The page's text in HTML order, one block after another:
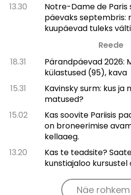
13.30
Notre-Dame de
päevaks septembris:
kuupäevad tuleks
Reede
18.31
Pärandpäevad 2026:
külastused (95), kava
15.31
Kavinsky surm: kus ja
matused?
15.02
Kas soovite Pariisis
on broneerimise
kellaaeg.
13.20
Kas te teadsite?
kunstiajaloo kursustel
Näe rohkem